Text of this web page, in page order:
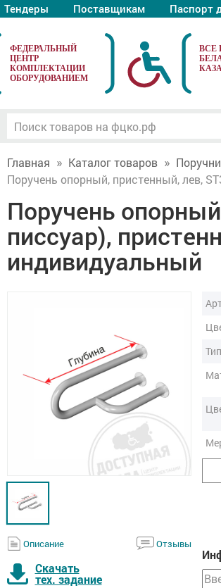
Тендеры Поставщикам Паспорт
ФЕДЕРАЛЬНЫЙ
ЦЕНТР
КОМПЛЕКТАЦИИ
ОБОРУДОВАНИЕМ
Главная Каталог товаров Поручни
Поручень опорный, пристенный, лев,
Поручень
писсуар),
индивидуальный
Описание Отзывы
Скачать
тех. задание